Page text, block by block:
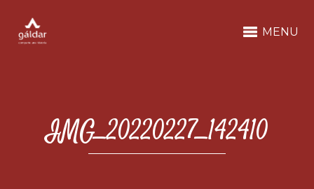
MENU
IMG_20220227_142410